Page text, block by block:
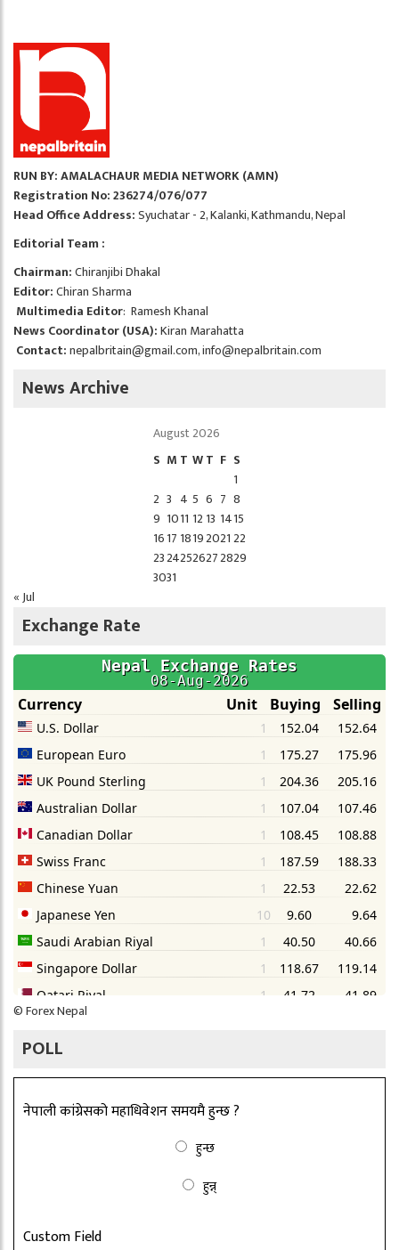
RUN BY: AMALACHAUR MEDIA NETWORK (AMN)
Registration No: 236274/076/077
Head Office Address:Syuchatar - 2, Kalanki, Kathmandu, Nepal
Editorial Team :
Chairman:Chiranjibi Dhakal
Editor:Chiran Sharma
Multimedia Editor: Ramesh Khanal
News Coordinator (USA):Kiran Marahatta
Contact:nepalbritain@gmail.com,info@nepalbritain.com
News Archive
August 2026
S M T WT F S
1
2 3 4 5 6 7 8
9 1011 12 13 1415
1617 1819202122
23242526272829
3031
« Jul
Exchange Rate
©Forex Nepal
POLL
नेपाली कांग्रेसको महाधिवेशन समयमै हुन्छ ?
हुन्छ
हुन्न्
Custom Field